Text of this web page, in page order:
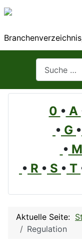
0 • A
• G •
• M
• R • S • T
Aktuelle Seite:
Regulation